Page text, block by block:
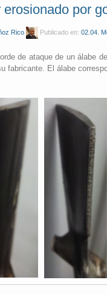
por
Rico Publicado en: 02.04.
de ataque de un álabe
fabricante. El álabe